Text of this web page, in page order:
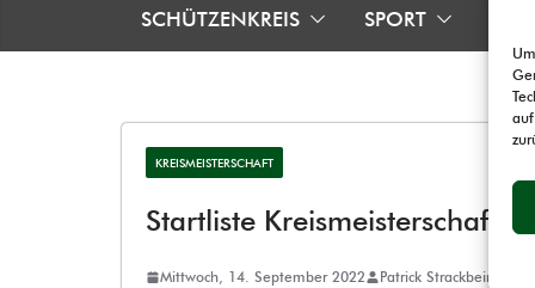
SCHÜTZENKREIS SPORT
KREISMEISTERSCHAFT
Startliste Kreismeisterschaft
Mittwoch, 14. September 2022 Patrick Strackbein